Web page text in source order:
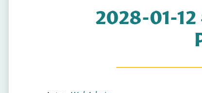
2028-01-